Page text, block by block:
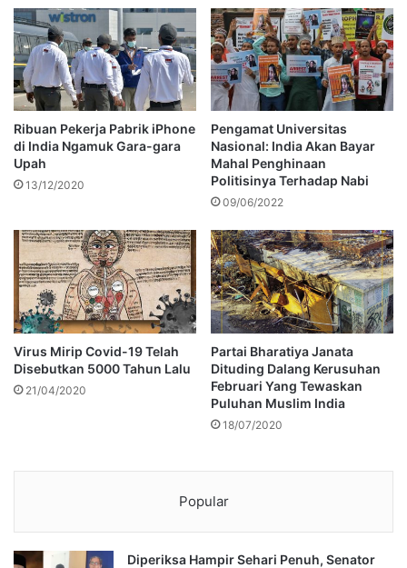
Ribuan Pekerja Pabrik iPhone
di India Ngamuk Gara-gara
Upah
13/12/2020
Pengamat Universitas
Nasional: India Akan Bayar
Mahal Penghinaan
Politisinya Terhadap Nabi
09/06/2022
Virus Mirip Covid-19 Telah
Disebutkan 5000 Tahun Lalu
21/04/2020
Partai Bharatiya Janata
Dituding Dalang Kerusuhan
Februari Yang Tewaskan
Puluhan Muslim India
18/07/2020
Popular
Diperiksa Hampir Sehari Penuh, Senator